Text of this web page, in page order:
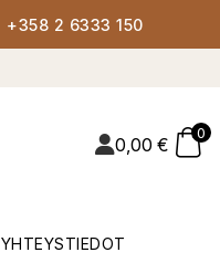
+358 2 6333 150
0,00 €
0
YHTEYSTIEDOT